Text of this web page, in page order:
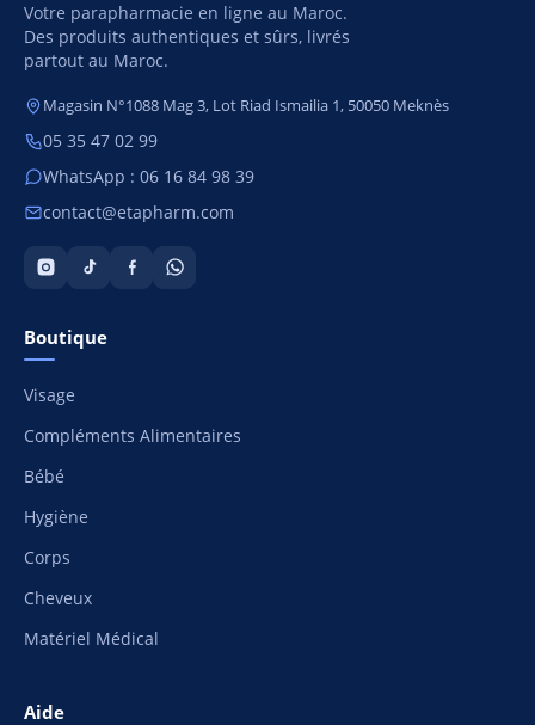
Votre parapharmacie en ligne au Maroc.
Des produits authentiques et sûrs, livrés
partout au Maroc.
Magasin N°1088 Mag 3, Lot Riad Ismailia 1, 50050 Meknès
05 35 47 02 99
WhatsApp : 06 16 84 98 39
contact@etapharm.com
Boutique
Visage
Compléments Alimentaires
Bébé
Hygiène
Corps
Cheveux
Matériel Médical
Aide